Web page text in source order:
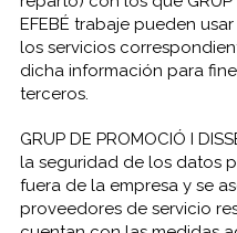
EFEBÉ trabaje pueden
los servicios
dicha información para
terceros.
GRUP DE PROMOCIÓ I
la seguridad de los datos
fuera de la empresa y se
proveedores de servicio